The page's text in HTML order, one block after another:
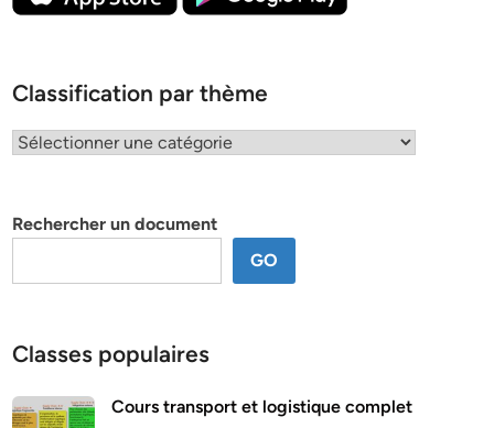
Classification par thème
Classification
Rechercher un document
GO
Classes populaires
Cours transport et logistique complet